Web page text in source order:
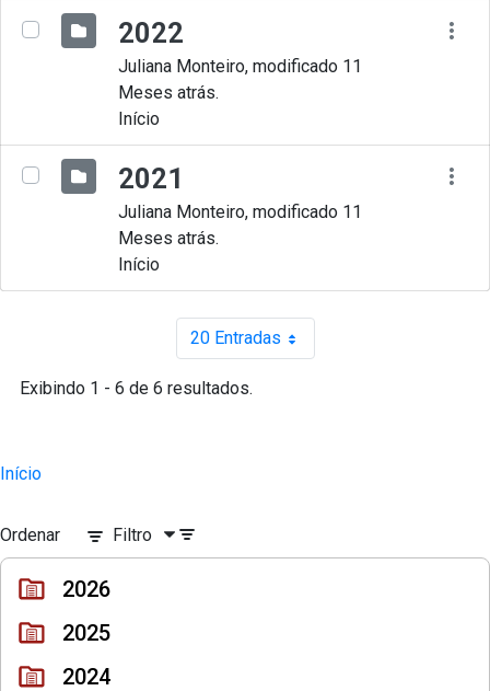
2022
Juliana Monteiro, modificado 11
Meses atrás.
Início
2021
Juliana Monteiro, modificado 11
Meses atrás.
Início
20 EntradasPor página
Exibindo 1 - 6 de 6 resultados.
Início
Ordenar Filtro
2026
2025
2024